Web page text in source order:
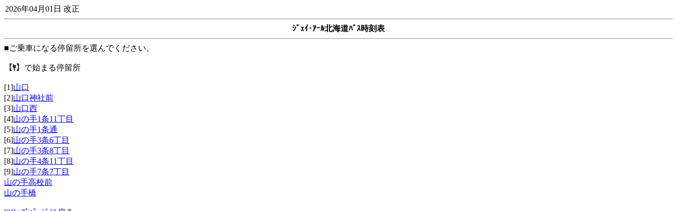
2026年04月01日 改正
ｼﾞｪｲ･ｱｰﾙ北海道ﾊﾞｽ時刻表
■ご乗車になる停留所を選んでください。
【ﾔ】 で始まる停留所
[1]山口
[2]山口神社前
[3]山口西
[4]山の手1条11丁目
[5]山の手1条通
[6]山の手3条6丁目
[7]山の手3条8丁目
[8]山の手4条11丁目
[9]山の手7条7丁目
山の手高校前
山の手橋